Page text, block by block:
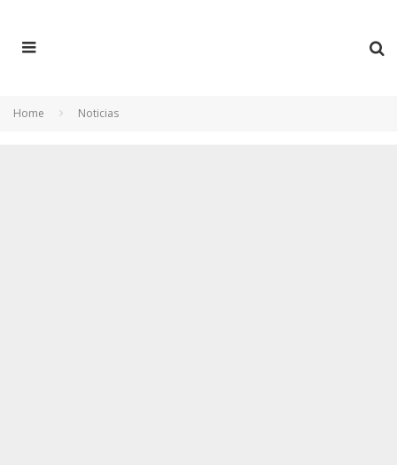
Home Noticias